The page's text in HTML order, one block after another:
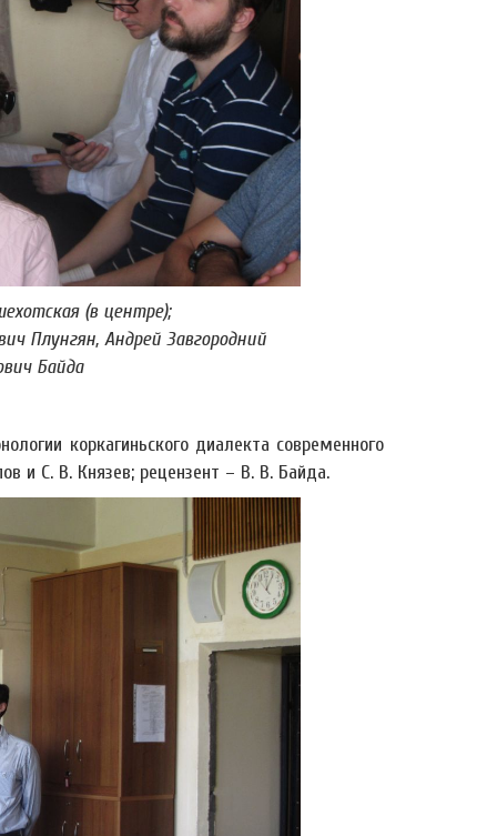
(в центре);
Плунгян, Андрей Завгородний
Байда
коркагиньского диалекта современного
и С. В. Князев; рецензент – В. В. Байда.